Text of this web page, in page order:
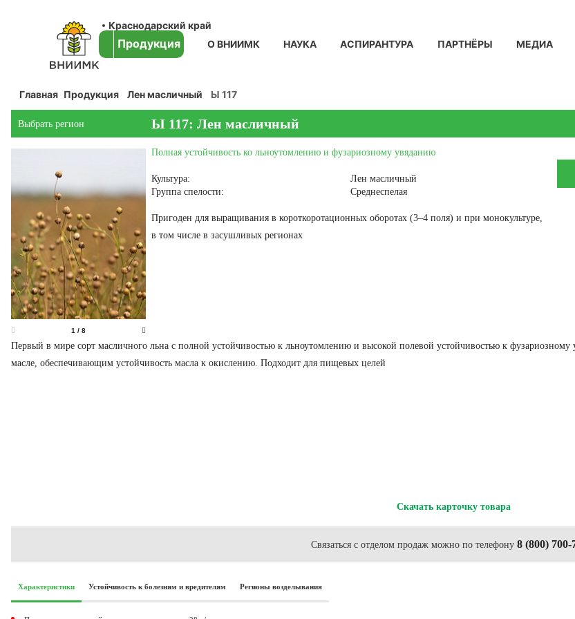
Краснодарский край
Продукция О ВНИИМК НАУКА АСПИРАНТУРА ПАРТНЁРЫ МЕДИА
Главная Продукция Лен масличный Ы 117
Выбрать регион Ы 117: Лен масличный
1 / 8
Полная устойчивость ко льноутомлению и фузариозному увяданию
Культура:
Лен масличный
Группа спелости:
Среднеспелая
Пригоден для выращивания в короткоротационных оборотах (3–4 поля) и при монокультуре,
в том числе в засушливых регионах
Первый в мире сорт масличного льна с полной устойчивостью к льноутомлению и высокой полевой устойчивостью к
масле, обеспечивающим устойчивость масла к окислению. Подходит для пищевых целей
Скачать карточку товара
Связаться с отделом продаж можно по телефону 8 (800) 700-
Характеристики Устойчивость к болезням и вредителям Регионы возделывания